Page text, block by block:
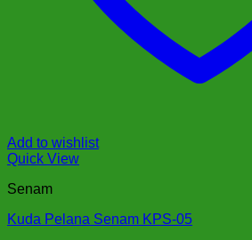
Add to wishlist
Quick View
Senam
Kuda Pelana Senam KPS-05